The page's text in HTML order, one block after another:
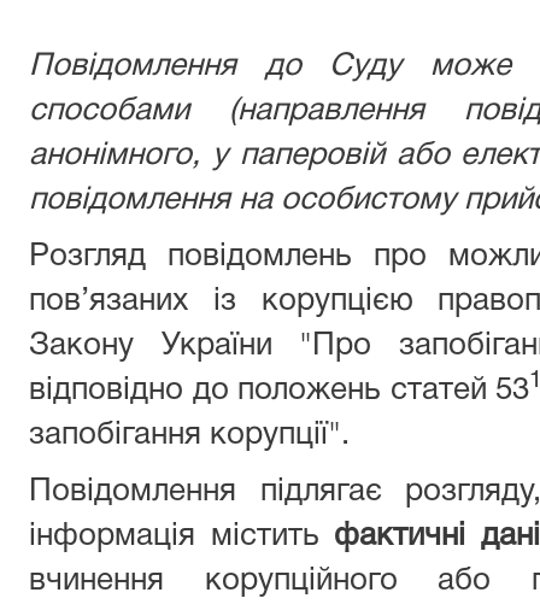
Повідомлення до Суду може
способами (направлення
анонімного, у паперовій або
повідомлення на особистому
Розгляд повідомлень про
пов’язаних із корупцією
Закону України "Про
відповідно до положень статей 53
запобігання корупції".
Повідомлення підлягає
інформація містить фактичні
вчинення корупційного або